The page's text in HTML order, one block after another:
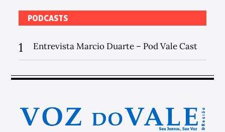
PODCASTS
1 Entrevista Marcio Duarte – Pod Vale Cast